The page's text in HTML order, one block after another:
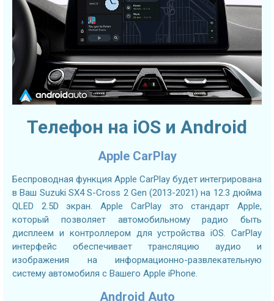
Телефон на iOS и Android
Apple CarPlay
Беспроводная функция Apple CarPlay будет интегрирована
в Ваш Suzuki SX4 S-Cross 2 Gen (2013-2021) на 12.3 дюйма
QLED 2.5D экран. Apple CarPlay это стандарт Apple,
который позволяет автомобильному радио быть
дисплеем и контроллером для устройства iOS. CarPlay
интерфейс обеспечивает трансляцию аудио и
изображения на информационно-развлекательную
систему автомобиля с Вашего Apple iPhone.
Android Auto